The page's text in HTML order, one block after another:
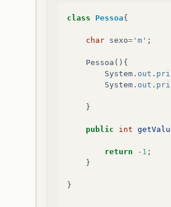
class Pessoa{
char sexo= 'm' ;
Pessoa (){
System . out .
System . out .
}
public int
return - 1 ;
}
}